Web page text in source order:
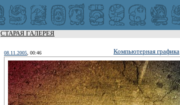
СТАРАЯ ГАЛЕРЕЯ
08.11.2005 , 00:46 Компьютерная графика